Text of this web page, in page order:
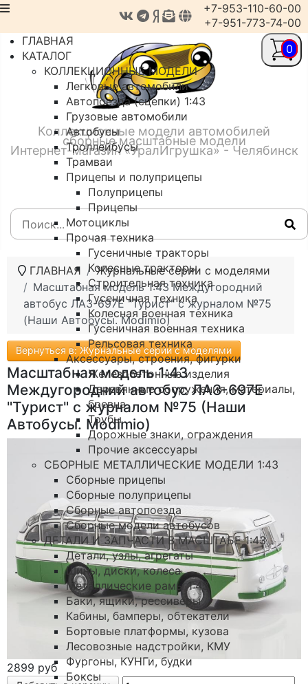
Коллекционные модели автомобилей
сборные масштабные модели
Интернет-магазин «УралИгрушка» - Челябинск
+7-953-110-60-00
+7-951-773-74-00
ГЛАВНАЯ
КАТАЛОГ
КОЛЛЕКЦИОННЫЕ МОДЕЛИ
Легковые автомобили
Автопоезда (сцепки) 1:43
Грузовые автомобили
Автобусы
Троллейбусы
Трамваи
Прицепы и полуприцепы
Полуприцепы
Прицепы
Мотоциклы
Прочая техника
Гусеничные тракторы
Колесные тракторы
Строительная техника
Гусеничная техника
Колесная военная техника
Гусеничная военная техника
Рельсовая техника
Аксессуары, строения, фигурки
Железобетонные изделия
Деревянные сооружения, материалы,
бревна
Трубы
Дорожные знаки, ограждения
Прочие аксессуары
СБОРНЫЕ МЕТАЛЛИЧЕСКИЕ МОДЕЛИ 1:43
Сборные прицепы
Сборные полуприцепы
Сборные автопоезда
Сборные модели автобусов
ДЕТАЛИ И ЗАПЧАСТИ В МАСШТАБЕ 1:43
Детали, узлы, агрегаты
Шины, диски, колеса
Металлические рамы 1:43
Баки, ящики, рессиверы
Кабины, бамперы, обтекатели
Бортовые платформы, кузова
Лесовозные надстройки, КМУ
Фургоны, КУНГи, будки
Боксы
ГЛАВНАЯ
Журнальные серии с моделями
Масштабная модель 1:43 Междугородний
автобус ЛАЗ-697Е "Турист" с журналом №75
(Наши Автобусы. Modimio)
Вернуться в: Журнальные серии с моделями
Масштабная модель 1:43
Междугородний автобус ЛАЗ-697Е
"Турист" с журналом №75 (Наши
Автобусы. Modimio)
2899 руб
0